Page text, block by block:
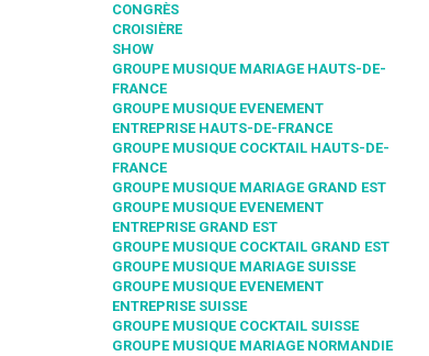
CONGRÈS
CROISIÈRE
SHOW
GROUPE MUSIQUE MARIAGE HAUTS-DE-
FRANCE
GROUPE MUSIQUE EVENEMENT
ENTREPRISE HAUTS-DE-FRANCE
GROUPE MUSIQUE COCKTAIL HAUTS-DE-
FRANCE
GROUPE MUSIQUE MARIAGE GRAND EST
GROUPE MUSIQUE EVENEMENT
ENTREPRISE GRAND EST
GROUPE MUSIQUE COCKTAIL GRAND EST
GROUPE MUSIQUE MARIAGE SUISSE
GROUPE MUSIQUE EVENEMENT
ENTREPRISE SUISSE
GROUPE MUSIQUE COCKTAIL SUISSE
GROUPE MUSIQUE MARIAGE NORMANDIE